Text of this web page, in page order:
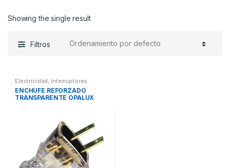
Showing the single result
Filtros
Electricidad, Interruptores
ENCHUFE REFORZADO
TRANSPARENTE OPALUX